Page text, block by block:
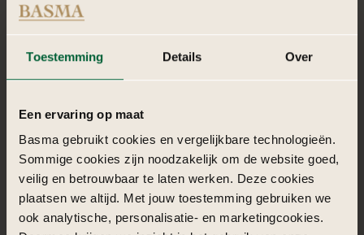
Toestemming Details Over
Een ervaring op maat
Basma gebruikt cookies en vergelijkbare technologieën.
Sommige cookies zijn noodzakelijk om de website goed,
veilig en betrouwbaar te laten werken. Deze cookies
plaatsen we altijd. Met jouw toestemming gebruiken we
ook analytische, personalisatie- en marketingcookies.
Nadia | Styliste
Nadia is een krachtige Generation X powerwoman, gedreven,